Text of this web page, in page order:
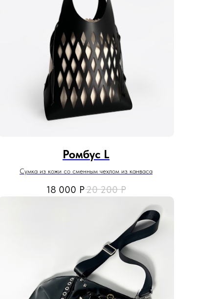
Ромбус L
Сумка из кожи со сменным чехлом из канваса
18 000 Р20 200 Р